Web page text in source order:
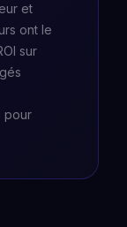
et
ont le
sur
pour